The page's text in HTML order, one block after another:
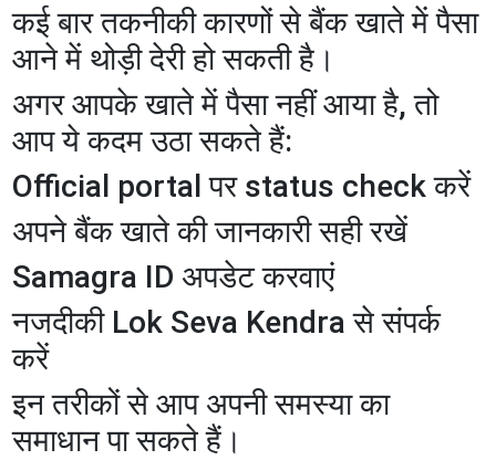
कई बार तकनीकी कारणों से बैंक खाते में पैसा
आने में थोड़ी देरी हो सकती है।
अगर आपके खाते में पैसा नहीं आया है, तो
आप ये कदम उठा सकते हैं:
Official portal पर status check करें
अपने बैंक खाते की जानकारी सही रखें
Samagra ID अपडेट करवाएं
नजदीकी Lok Seva Kendra से संपर्क
करें
इन तरीकों से आप अपनी समस्या का
समाधान पा सकते हैं।